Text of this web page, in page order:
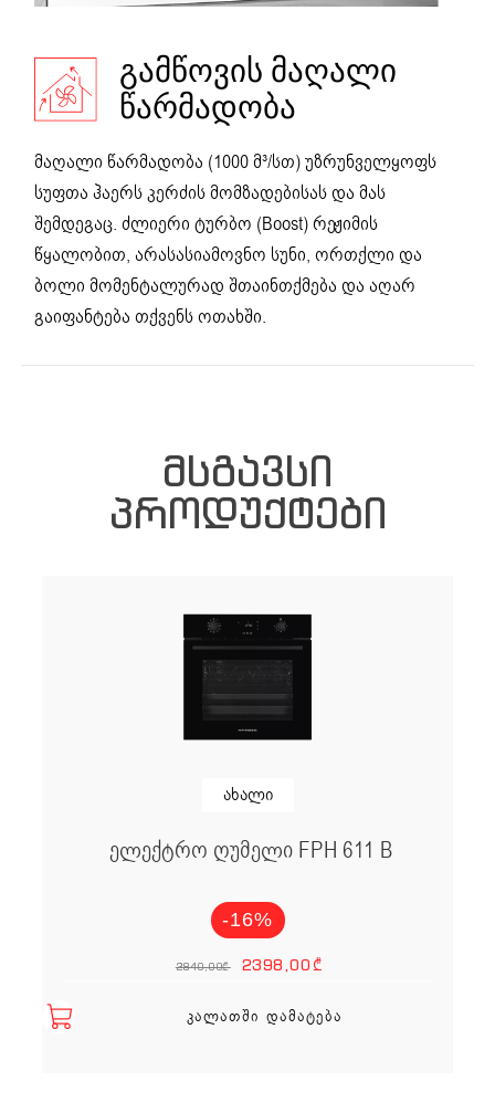
ᲒᲐᲛᲬᲝᲕᲘᲡ ᲛᲐᲦᲐᲚᲘ
ᲬᲐᲠᲛᲐᲓᲝᲑᲐ
მაღალი წარმადობა (1000 მ³/სთ) უზრუნველყოფს
სუფთა ჰაერს კერძის მომზადებისას და მას
შემდეგაც. ძლიერი ტურბო (Boost) რეჟიმის
წყალობით, არასასიამოვნო სუნი, ორთქლი და
ბოლი მომენტალურად შთაინთქმება და აღარ
გაიფანტება თქვენს ოთახში.
ᲛᲡᲒᲐᲕᲡᲘ
ᲞᲠᲝᲓᲣᲥᲢᲔᲑᲘ
ახალი
ელექტრო ღუმელი FPH 611 B
-16%
2840,00
₾ Original price
2398,00
₾Current
ᲙᲐᲚᲐᲗᲨᲘ ᲓᲐᲛᲐᲢᲔᲑᲐ